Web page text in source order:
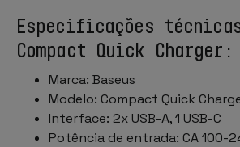
Especificações
Compact Quick Charger:
Marca: Baseus
Modelo: Compact Quick
Interface: 2x USB-A, 1 USB-C
Potência de entrada: CA 100-